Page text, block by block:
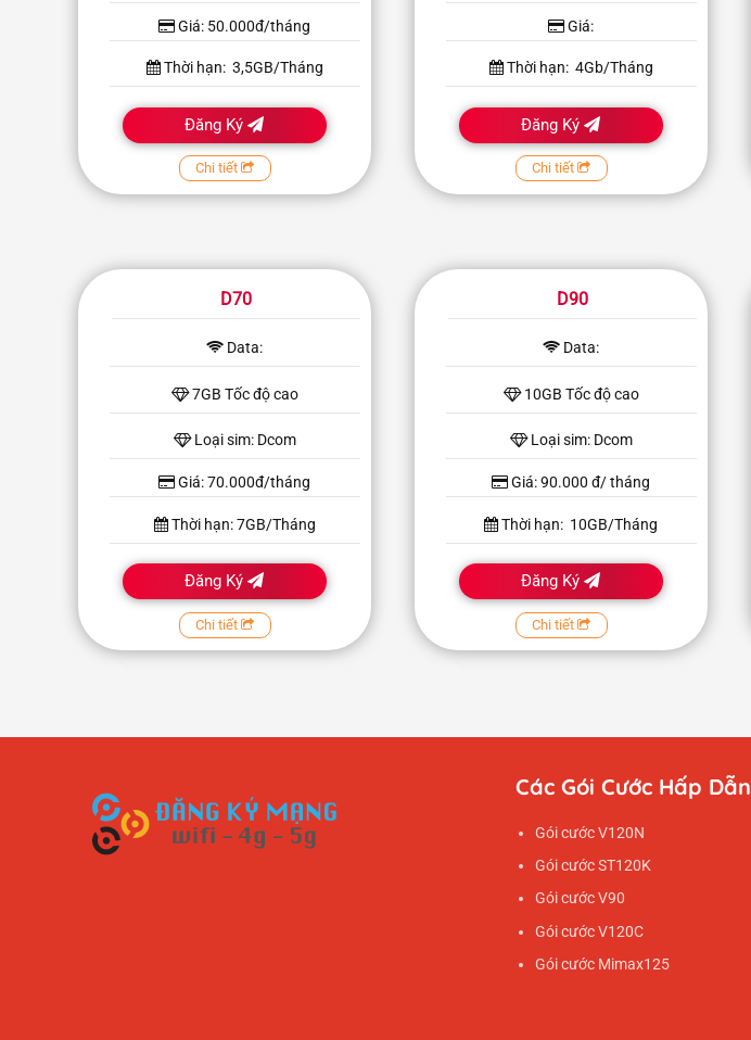
Giá: 50.000đ/tháng
Thời hạn: 3,5GB/Tháng
Đăng Ký
Chi tiết
Giá:
Thời hạn: 4Gb/Tháng
Đăng Ký
Chi tiết
D70
Data:
7GB Tốc độ cao
Loại sim: Dcom
Giá: 70.000đ/tháng
Thời hạn: 7GB/Tháng
Đăng Ký
Chi tiết
D90
Data:
10GB Tốc độ cao
Loại sim: Dcom
Giá: 90.000 đ/ tháng
Thời hạn: 10GB/Tháng
Đăng Ký
Chi tiết
Các Gói Cước Hấp Dẫn
Gói cước V120N
Gói cước ST120K
Gói cước V90
Gói cước V120C
Gói cước Mimax125